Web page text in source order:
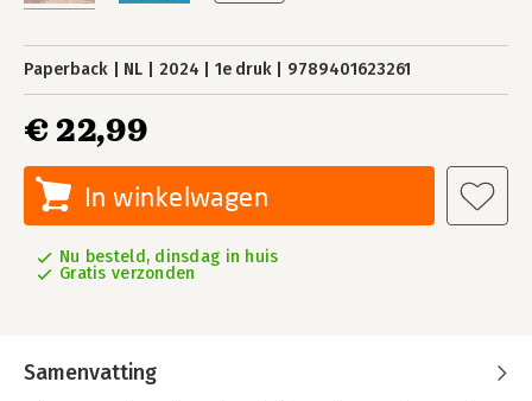
Paperback NL 2024 1e druk 9789401623261
€ 22,99
In winkelwagen
Nu besteld, dinsdag in huis
Gratis verzonden
Samenvatting